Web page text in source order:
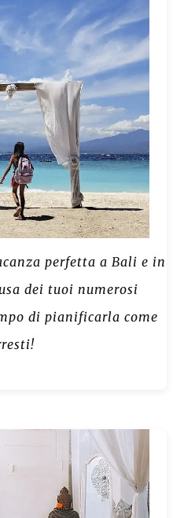
perfetta a Bali e in
dei tuoi numerosi
di pianificarla come